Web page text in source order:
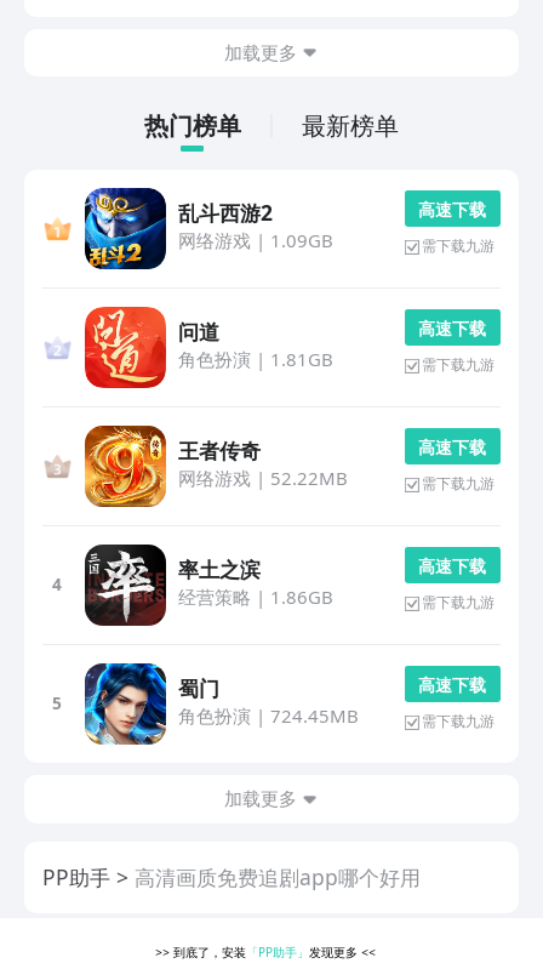
加载更多
热门榜单 最新榜单
乱斗西游2
网络游戏| 1.09GB
高 速 下 载
需下载九游
问道
角色扮演 | 1.81GB
高 速 下 载
需下载九游
王者传奇
网络游戏| 52.22MB
高 速 下 载
需下载九游
4
率土之滨
经营策略 | 1.86GB
高 速 下 载
需下载九游
5
蜀门
角色扮演 | 724.45MB
高 速 下 载
需下载九游
加载更多
PP助手 高清画质免费追剧app哪个好用
>> 到底了，安装 「PP助手」 发现更多<<